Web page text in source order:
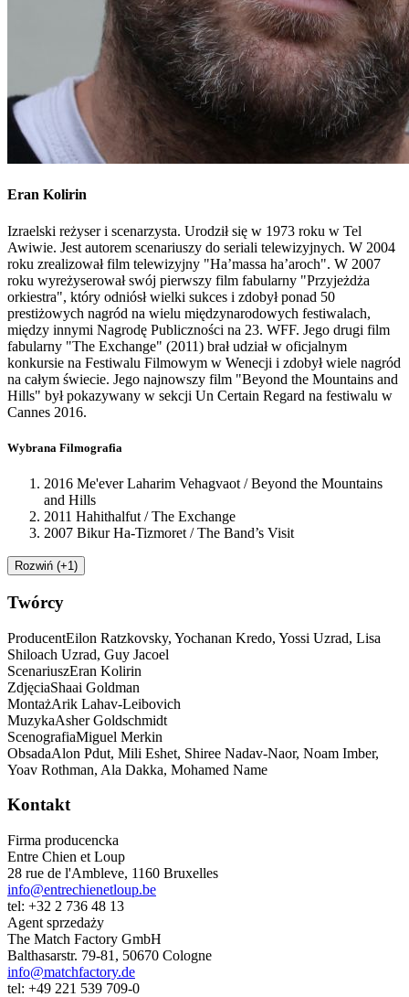
Eran Kolirin
Izraelski reżyser i scenarzysta. Urodził się w 1973 roku w Tel
Awiwie. Jest autorem scenariuszy do seriali telewizyjnych. W 2004
roku zrealizował film telewizyjny "Ha’massa ha’aroch". W 2007
roku wyreżyserował swój pierwszy film fabularny "Przyjeżdża
orkiestra", który odniósł wielki sukces i zdobył ponad 50
prestiżowych nagród na wielu międzynarodowych festiwalach,
między innymi Nagrodę Publiczności na 23. WFF. Jego drugi film
fabularny "The Exchange" (2011) brał udział w oficjalnym
konkursie na Festiwalu Filmowym w Wenecji i zdobył wiele nagród
na całym świecie. Jego najnowszy film "Beyond the Mountains and
Hills" był pokazywany w sekcji Un Certain Regard na festiwalu w
Cannes 2016.
Wybrana Filmografia
2016 Me'ever Laharim Vehagvaot / Beyond the Mountains
and Hills
2011 Hahithalfut / The Exchange
2007 Bikur Ha-Tizmoret / The Band’s Visit
Rozwiń (+1)
Twórcy
ProducentEilon Ratzkovsky, Yochanan Kredo, Yossi Uzrad, Lisa
Shiloach Uzrad, Guy Jacoel
ScenariuszEran Kolirin
ZdjęciaShaai Goldman
MontażArik Lahav-Leibovich
MuzykaAsher Goldschmidt
ScenografiaMiguel Merkin
ObsadaAlon Pdut, Mili Eshet, Shiree Nadav-Naor, Noam Imber,
Yoav Rothman, Ala Dakka, Mohamed Name
Kontakt
Firma producencka
Entre Chien et Loup
28 rue de l'Ambleve, 1160 Bruxelles
info@entrechienetloup.be
tel: +32 2 736 48 13
Agent sprzedaży
The Match Factory GmbH
Balthasarstr. 79-81 , 50670 Cologne
info@matchfactory.de
tel: +49 221 539 709-0